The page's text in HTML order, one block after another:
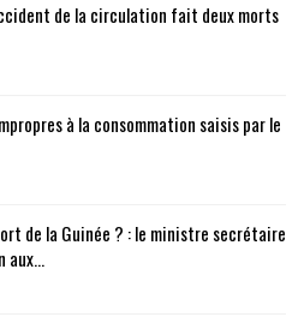
de la circulation fait deux morts
à la consommation saisis par le
de la Guinée ? : le ministre secrétaire
aux…